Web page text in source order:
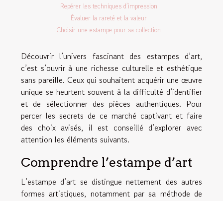
Repérer les techniques d’impression
Évaluer la rareté et la valeur
Choisir une estampe pour sa collection
Découvrir l’univers fascinant des estampes d’art,
c’est s’ouvrir à une richesse culturelle et esthétique
sans pareille. Ceux qui souhaitent acquérir une œuvre
unique se heurtent souvent à la difficulté d’identifier
et de sélectionner des pièces authentiques. Pour
percer les secrets de ce marché captivant et faire
des choix avisés, il est conseillé d’explorer avec
attention les éléments suivants.
Comprendre l’estampe d’art
L’estampe d’art se distingue nettement des autres
formes artistiques, notamment par sa méthode de